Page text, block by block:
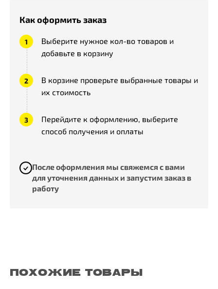
Как оформить заказ
Выберите нужное кол-во товаров и
добавьте в корзину
В корзине проверьте выбранные товары и
их стоимость
Перейдите к оформлению, выберите
способ получения и оплаты
После оформления мы свяжемся с вами
для уточнения данных и запустим заказ в
работу
ПОХОЖИЕ ТОВАРЫ